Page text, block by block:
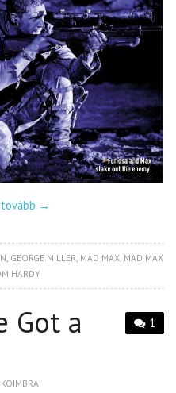
→
GEORGE MILLER MAD MAX MAD MAX
HARDY
1
Got a
KOIMBRA